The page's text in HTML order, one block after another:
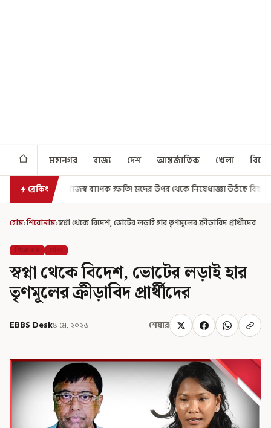
মহানগর রাজ্য দেশ আন্তর্জাতিক খেলা
ব্রেকিং
ক্ষতি! মদের উপর থেকে নিষেধাজ্ঞা উঠছে বিহারে? নির্দিষ্ট
হোম›শিরোনাম›স্বপ্না থেকে বিদেশ, ভোটের লড়াই হার তৃণমূলের ক্রীড়াবিদ প্রার্থীদের
শিরোনাম খেলা
স্বপ্না থেকে বিদেশ, ভোটের লড়াই হার
তৃণমূলের ক্রীড়াবিদ প্রার্থীদের
EBBS Desk৪ মে, ২০২৬ শেয়ার